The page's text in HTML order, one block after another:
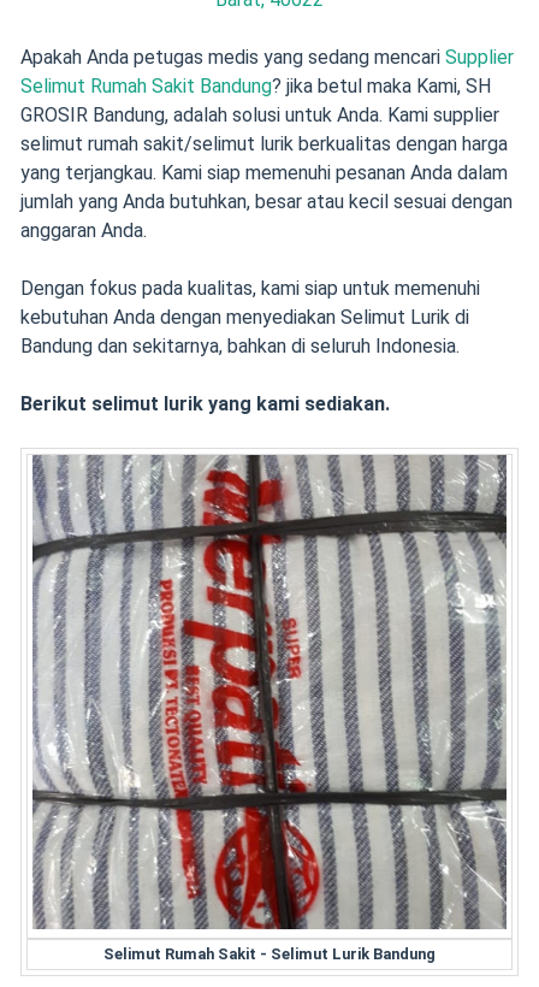
Apakah Anda petugas medis yang sedang mencari Supplier
Selimut Rumah Sakit Bandung? jika betul maka Kami, SH
GROSIR Bandung, adalah solusi untuk Anda. Kami supplier
selimut rumah sakit/selimut lurik berkualitas dengan harga
yang terjangkau. Kami siap memenuhi pesanan Anda dalam
jumlah yang Anda butuhkan, besar atau kecil sesuai dengan
anggaran Anda.
Dengan fokus pada kualitas, kami siap untuk memenuhi
kebutuhan Anda dengan menyediakan Selimut Lurik di
Bandung dan sekitarnya, bahkan di seluruh Indonesia.
Berikut selimut lurik yang kami sediakan.
Selimut Rumah Sakit - Selimut Lurik Bandung